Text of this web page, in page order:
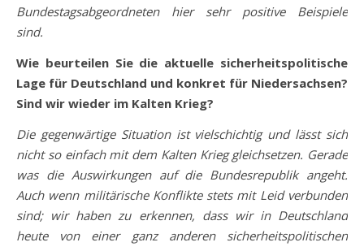
Bundestagsabgeordneten hier sehr positive Beispiele
sind.
Wie beurteilen Sie die aktuelle sicherheitspolitische
Lage für Deutschland und konkret für Niedersachsen?
Sind wir wieder im Kalten Krieg?
Die gegenwärtige Situation ist vielschichtig und lässt sich
nicht so einfach mit dem Kalten Krieg gleichsetzen. Gerade
was die Auswirkungen auf die Bundesrepublik angeht.
Auch wenn militärische Konflikte stets mit Leid verbunden
sind; wir haben zu erkennen, dass wir in Deutschland
heute von einer ganz anderen sicherheitspolitischen